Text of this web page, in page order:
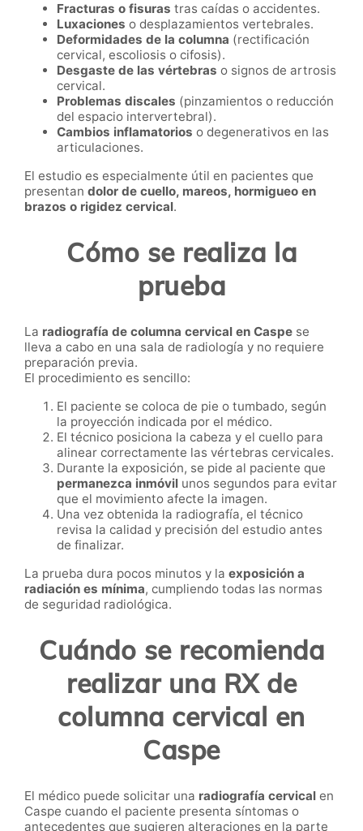
Fracturas o fisuras tras caídas o accidentes.
Luxaciones o desplazamientos vertebrales.
Deformidades de la columna (rectificación
cervical, escoliosis o cifosis).
Desgaste de las vértebras o signos de artrosis
cervical.
Problemas discales (pinzamientos o reducción
del espacio intervertebral).
Cambios inflamatorios o degenerativos en las
articulaciones.
El estudio es especialmente útil en pacientes que
presentan dolor de cuello, mareos, hormigueo en
brazos o rigidez cervical.
Cómo se realiza la
prueba
La radiografía de columna cervical en Caspe se
lleva a cabo en una sala de radiología y no requiere
preparación previa.
El procedimiento es sencillo:
El paciente se coloca de pie o tumbado, según
la proyección indicada por el médico.
El técnico posiciona la cabeza y el cuello para
alinear correctamente las vértebras cervicales.
Durante la exposición, se pide al paciente que
permanezca inmóvil unos segundos para evitar
que el movimiento afecte la imagen.
Una vez obtenida la radiografía, el técnico
revisa la calidad y precisión del estudio antes
de finalizar.
La prueba dura pocos minutos y la exposición a
radiación es mínima, cumpliendo todas las normas
de seguridad radiológica.
Cuándo se recomienda
realizar una RX de
columna cervical en
Caspe
El médico puede solicitar una radiografía cervical en
Caspe cuando el paciente presenta síntomas o
antecedentes que sugieren alteraciones en la parte